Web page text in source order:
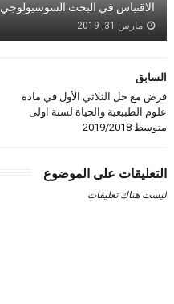
الاقتباس في البحث السوسيولوجي
مارس 31, 2019
السابق
فرض مع حل الثلاثي الأول في مادة
علوم الطبيعية والحياة لسنة اولى
متوسط 2019/2018
التعليقات على الموضوع
ليست هناك تعليقات